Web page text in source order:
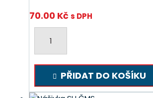
70.00 Kčs DPH
HASIČI
modrá
množství
PŘIDAT DO KOŠÍKU